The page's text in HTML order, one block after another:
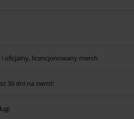
oficjalny, licencjonowany merch
30 dni na zwrot!